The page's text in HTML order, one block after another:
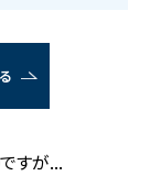
すが...